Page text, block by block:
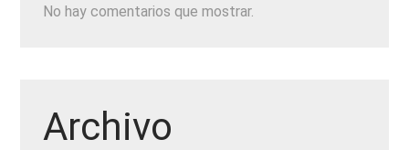
No hay comentarios que mostrar.
Archivo